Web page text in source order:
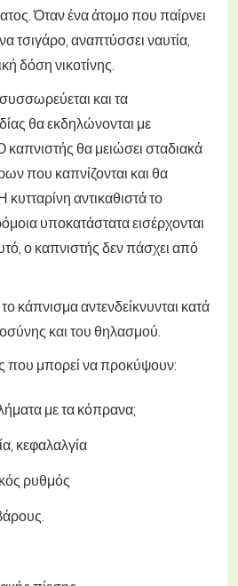
Όταν ένα άτομο που παίρνει
τσιγάρο, αναπτύσσει ναυτία,
δόση νικοτίνης.
και τα
θα εκδηλώνονται με
θα μειώσει σταδιακά
που καπνίζονται και θα
αντικαθιστά το
υποκατάστατα εισέρχονται
ο καπνιστής δεν πάσχει από
κάπνισμα αντενδείκνυνται κατά
και του θηλασμού.
που μπορεί να προκύψουν:
με τα κόπρανα;
κεφαλαλγία
ρυθμός